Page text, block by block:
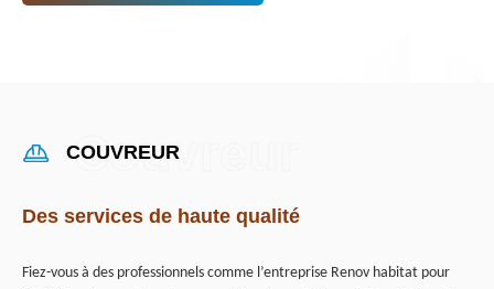
COUVREUR
Des services de haute qualité
Fiez-vous à des professionnels comme l’entreprise Renov habitat pour